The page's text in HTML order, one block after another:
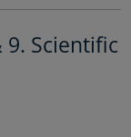
9. Scientific